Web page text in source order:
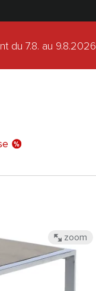
du 7.8. au 9.8.2026
zoom